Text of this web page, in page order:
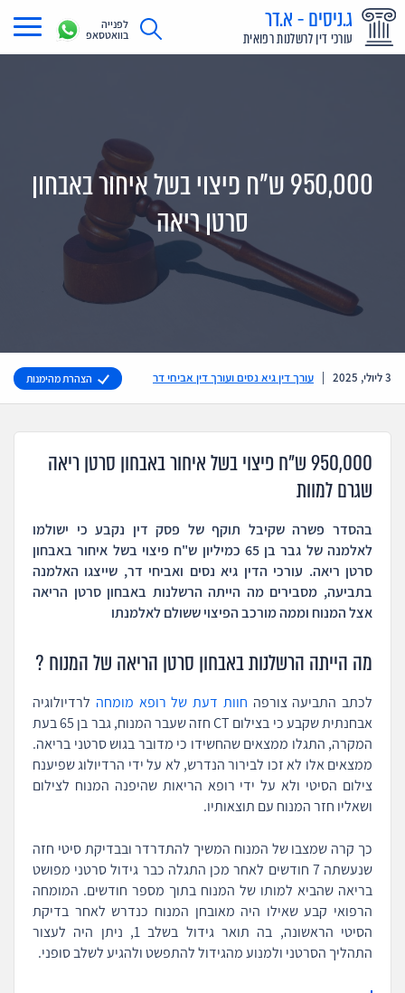
ג.ניסים - א.דר
עורכי דין לרשלנות רפואית
תביעות בתקשורת
לפנייה
בוואטסאפ
950,000 ש"ח פיצוי בשל איחור באבחון
סרטן ריאה
3 ליולי, 2025 עורך דין גיא נסים ועורך דין אביחי דר הצהרת מהימנות
950,000 ש"ח פיצוי בשל איחור באבחון סרטן ריאה
שגרם למוות
בהסדר פשרה שקיבל תוקף של פסק דין נקבע כי ישולמו
לאלמנה של גבר בן 65 כמיליון ש"ח פיצוי בשל איחור באבחון
סרטן ריאה. עורכי הדין גיא נסים ואביחי דר, שייצגו האלמנה
בתביעה, מסבירים מה הייתה הרשלנות באבחון סרטן הריאה
אצל המנוח וממה מורכב הפיצוי ששולם לאלמנתו
מה הייתה הרשלנות באבחון סרטן הריאה של המנוח ?
לכתב התביעה צורפה חוות דעת של רופא מומחה לרדיולוגיה
אבחנתית שקבע כי בצילום CT חזה שעבר המנוח, גבר בן 65 בעת
המקרה, התגלו ממצאים שהחשידו כי מדובר בגוש סרטני בריאה.
ממצאים אלו לא זכו לבירור הנדרש, לא על ידי הרדיולוג שפיענח
צילום הסיטי ולא על ידי רופא הריאות שהיפנה המנוח לצילום
ושאליו חזר המנוח עם תוצאותיו.
כך קרה שמצבו של המנוח המשיך להתדרדר ובבדיקת סיטי חזה
שנעשתה 7 חודשים לאחר מכן התגלה כבר גידול סרטני מפושט
בריאה שהביא למותו של המנוח בתוך מספר חודשים. המומחה
הרפואי קבע שאילו היה מאובחן המנוח כנדרש לאחר בדיקת
הסיטי הראשונה, בה תואר גידול בשלב 1, ניתן היה לעצור
התהליך הסרטני ולמנוע מהגידול להתפשט ולהגיע לשלב סופני.